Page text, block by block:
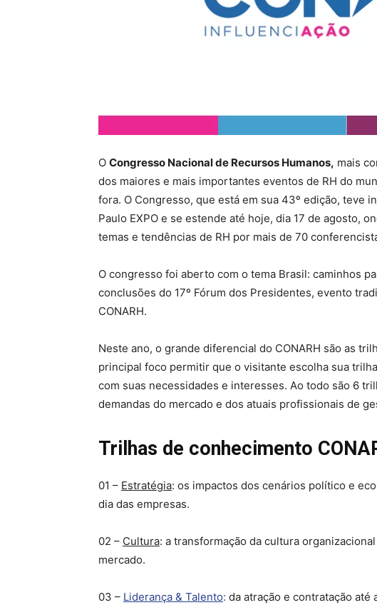
O Congresso Nacional de Recursos Humanos, mais
dos maiores e mais importantes eventos de RH do
fora. O Congresso, que está em sua 43º edição, teve
Paulo EXPO e se estende até hoje, dia 17 de agosto,
temas e tendências de RH por mais de 70
O congresso foi aberto com o tema Brasil: caminhos
conclusões do 17º Fórum dos Presidentes, evento
CONARH.
Neste ano, o grande diferencial do CONARH são as
principal foco permitir que o visitante escolha sua
com suas necessidades e interesses. Ao todo são 6
demandas do mercado e dos atuais profissionais de
Trilhas de conhecimento
01 – Estratégia: os impactos dos cenários político e
dia das empresas.
02 – Cultura: a transformação da cultura
mercado.
03 – Liderança & Talento: da atração e contratação até